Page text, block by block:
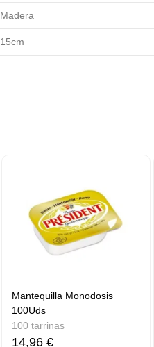
Madera
15cm
Mantequilla Monodosis
100Uds
100 tarrinas
14,96 €